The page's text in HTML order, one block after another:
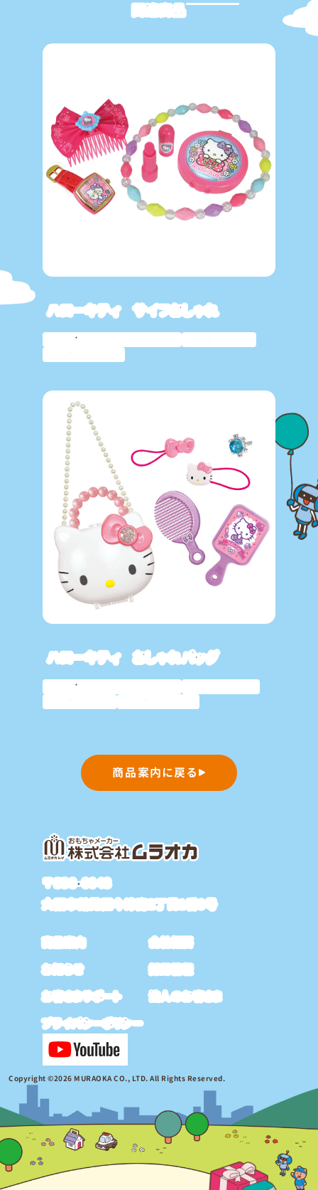
関連商品
ハローキティ サイフおしゃれ
サンリオキャラクター
おしゃれ
おままごと
ハローキティ おしゃれバッグ
サンリオキャラクター
おしゃれ
おままごと
商品案内に戻る
〒538-0043
大阪市鶴見区今津南2丁目1番8号
商品案内
お知らせ
お客さまサポート
プライバシーポリシー
会社概要
法人のお客さま
Copyright ©2026 MURAOKA CO., LTD. All Rights Reserved.